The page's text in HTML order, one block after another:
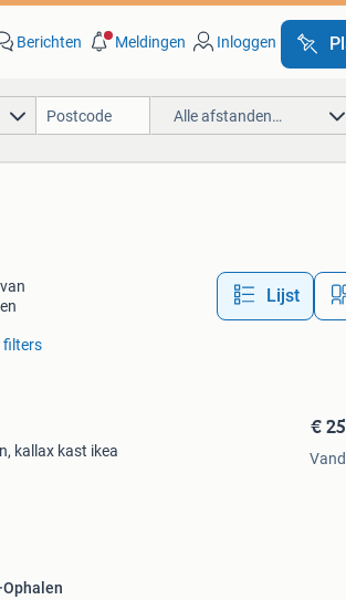
Berichten Meldingen Inloggen
Alle afstanden…
Lijst
filters
kallax kast ikea
Ophalen
€